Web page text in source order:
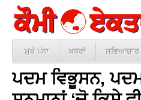
ਮੁਖੱ ਪੰਨਾ ਖ਼ਬਰਾਂ ਸਭਿਆਚਾਰ
ਪਦਮ ਵਿਭੂਸਨ,